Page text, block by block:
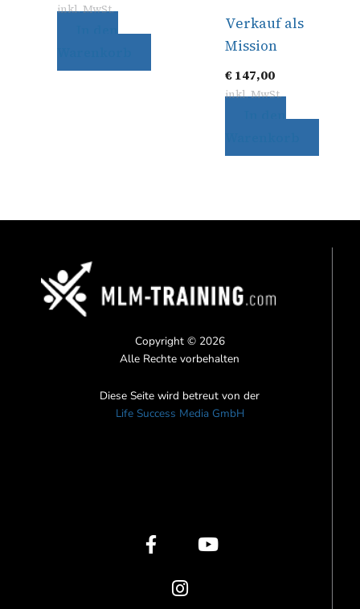
inkl. MwSt.
In den
Verkauf als
Mission
€147,00
inkl. MwSt.
Copyright © 2026
Alle Rechte vorbehalten
Diese Seite wird betreut von der
Life Success Media GmbH
b
o
u
b
r
a